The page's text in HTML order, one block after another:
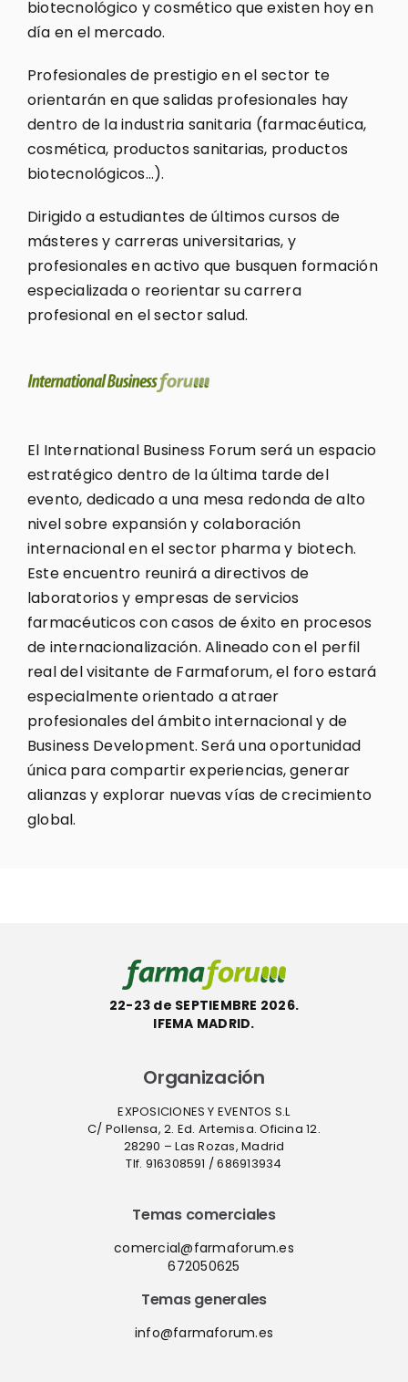
biotecnológico y cosmético que existen hoy en
día en el mercado.
Profesionales de prestigio en el sector te
orientarán en que salidas profesionales hay
dentro de la industria sanitaria (farmacéutica,
cosmética, productos sanitarias, productos
biotecnológicos…).
Dirigido a estudiantes de últimos cursos de
másteres y carreras universitarias, y
profesionales en activo que busquen formación
especializada o reorientar su carrera
profesional en el sector salud.
El International Business Forum será un espacio
estratégico dentro de la última tarde del
evento, dedicado a una mesa redonda de alto
nivel sobre expansión y colaboración
internacional en el sector pharma y biotech.
Este encuentro reunirá a directivos de
laboratorios y empresas de servicios
farmacéuticos con casos de éxito en procesos
de internacionalización. Alineado con el perfil
real del visitante de Farmaforum, el foro estará
especialmente orientado a atraer
profesionales del ámbito internacional y de
Business Development. Será una oportunidad
única para compartir experiencias, generar
alianzas y explorar nuevas vías de crecimiento
global.
22-23 de SEPTIEMBRE 2026.
IFEMA MADRID.
Organización
EXPOSICIONES Y EVENTOS S.L
C/ Pollensa, 2. Ed. Artemisa. Oficina 12.
28290 – Las Rozas, Madrid
Tlf. 916308591 / 686913934
Temas comerciales
comercial@farmaforum.es
672050625
Temas generales
info@farmaforum.es